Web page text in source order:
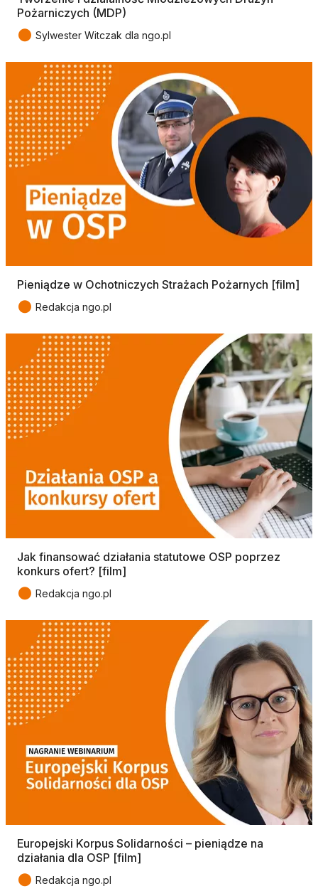
Pożarniczych (MDP)
● Sylwester Witczak dla ngo.pl
Pieniądze w Ochotniczych Strażach Pożarnych [film]
● Redakcja ngo.pl
Jak finansować działania statutowe OSP poprzez
konkurs ofert? [film]
● Redakcja ngo.pl
Europejski Korpus Solidarności – pieniądze na
działania dla OSP [film]
● Redakcja ngo.pl